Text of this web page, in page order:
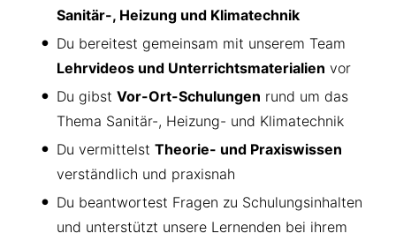
Sanitär-, Heizung und Klimatechnik
Du bereitest gemeinsam mit unserem Team
Lehrvideos und Unterrichtsmaterialien vor
Du gibst Vor-Ort-Schulungen rund um das
Thema Sanitär-, Heizung- und Klimatechnik
Du vermittelst Theorie- und Praxiswissen
verständlich und praxisnah
Du beantwortest Fragen zu Schulungsinhalten
und unterstützt unsere Lernenden bei ihrem